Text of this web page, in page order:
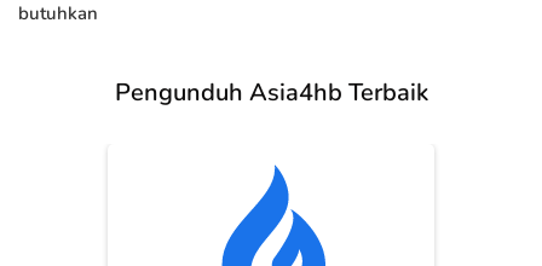
butuhkan
Pengunduh Asia4hb Terbaik